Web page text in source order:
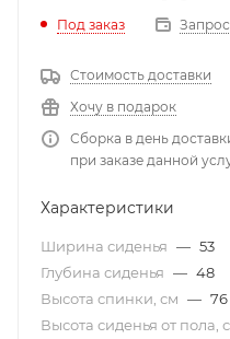
Под заказ
Стоимость доставки
Хочу в подарок
Сборка в день
при заказе данной
Характеристики
Ширина сиденья — 53
Глубина сиденья — 48
Высота спинки, см — 76
Высота сиденья от пола,